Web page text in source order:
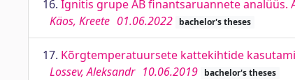
16. Ignitis grupe AB finantsaruannete
Käos, Kreete 01.06.2022 bachelor's theses
17. Kõrgtemperatuursete kattekihtide
Lossev, Aleksandr 10.06.2019 bachelor's theses